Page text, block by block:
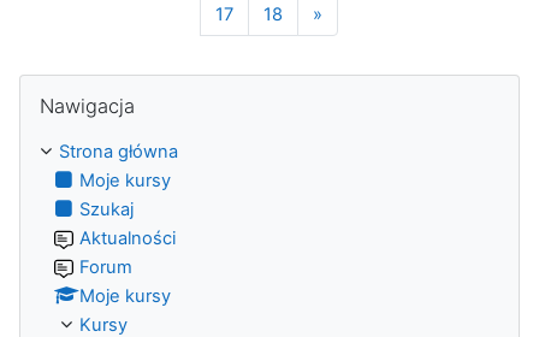
17Strona 17
18 Strona 18
»
Nawigacja
Strona główna
Moje kursy
Szukaj
Aktualności
Forum
Moje kursy
Kursy